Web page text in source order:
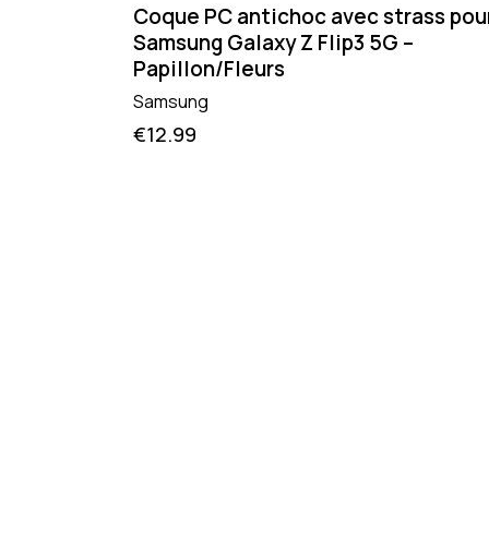
Coque PC antichoc avec strass
Samsung Galaxy Z Flip3 5G –
Papillon/Fleurs
Samsung
€12.99